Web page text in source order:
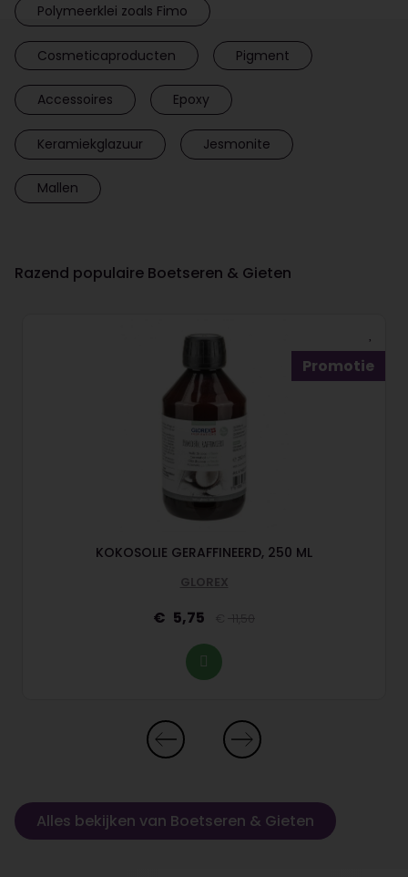
Polymeerklei zoals Fimo
Cosmeticaproducten Pigment
Accessoires Epoxy
Keramiekglazuur Jesmonite
Mallen
Razend populaire Boetseren & Gieten
Promotie
KOKOSOLIE GERAFFINEERD, 250 ML
GLOREX
5,75 11,50
Alles bekijken van Boetseren & Gieten